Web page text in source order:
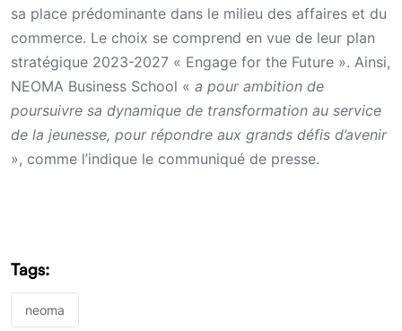
sa place prédominante dans le milieu des affaires et du
commerce. Le choix se comprend en vue de leur plan
stratégique 2023-2027 « Engage for the Future ». Ainsi,
NEOMA Business School « a pour ambition de
poursuivre sa dynamique de transformation au service
de la jeunesse, pour répondre aux grands défis d’avenir
», comme l’indique le communiqué de presse.
Tags:
neoma